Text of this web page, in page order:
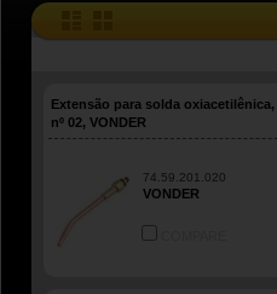
Extensão para solda oxiacetilênica,
nº 02, VONDER
74.59.201.020
VONDER